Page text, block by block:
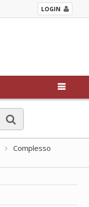
LOGIN
Complesso